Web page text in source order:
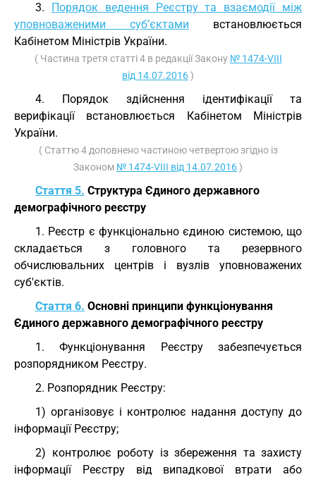
3. Порядок ведення Реєстру та взаємодії між
уповноваженими суб’єктами встановлюється
Кабінетом Міністрів України.
( Частина третя статті 4 в редакції Закону № 1474-VIII
від 14.07.2016)
4. Порядок здійснення ідентифікації та
верифікації встановлюється Кабінетом Міністрів
України.
( Статтю 4 доповнено частиною четвертою згідно із
Законом № 1474-VIII від 14.07.2016)
Стаття 5. Структура Єдиного державного
демографічного реєстру
1. Реєстр є функціонально єдиною системою, що
складається з головного та резервного
обчислювальних центрів і вузлів уповноважених
суб'єктів.
Стаття 6. Основні принципи функціонування
Єдиного державного демографічного реєстру
1. Функціонування Реєстру забезпечується
розпорядником Реєстру.
2. Розпорядник Реєстру:
1) організовує і контролює надання доступу до
інформації Реєстру;
2) контролює роботу із збереження та захисту
інформації Реєстру від випадкової втрати або